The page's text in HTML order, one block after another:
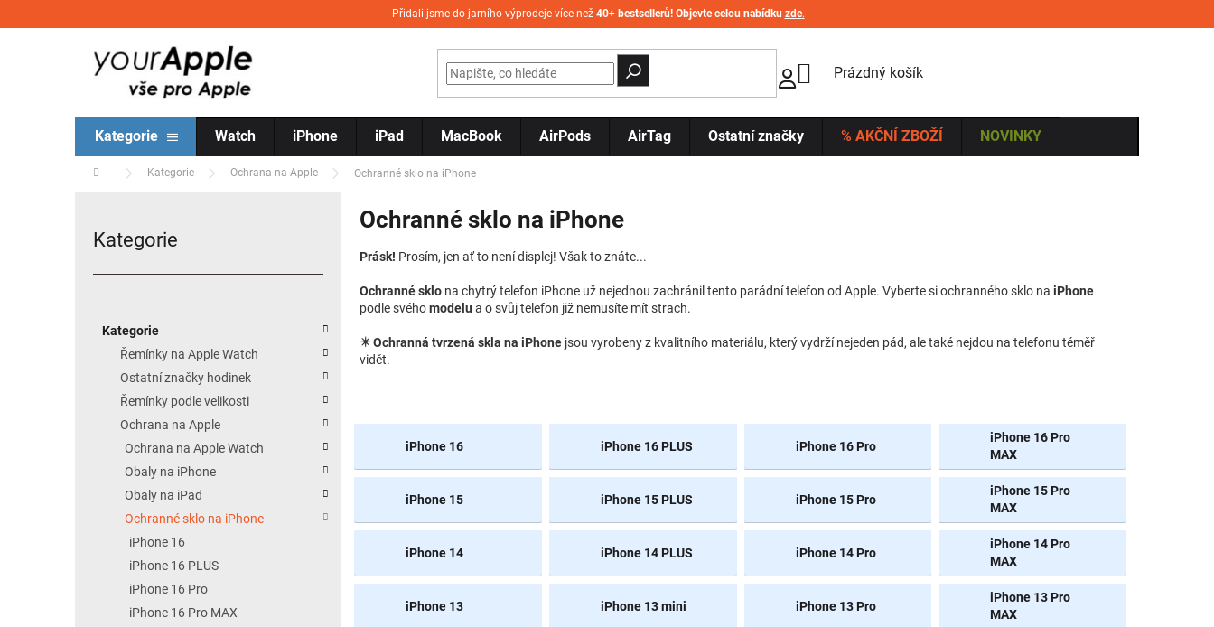
Přidali jsme do jarního výprodeje více než 40+ bestsellerů! Objevte celou nabídku zde.
NÁKUPNÍ KOŠÍK
Prázdný košík
Kategorie Watch iPhone iPad MacBook AirPods AirTag Ostatní značky % AKČNÍ ZBOŽÍ NOVINKY
Domů Kategorie Ochrana na Apple Ochranné sklo na iPhone
Přeskočit kategorie
Kategorie
Kategorie
Řemínky na Apple Watch
Ostatní značky hodinek
Řemínky podle velikosti
Ochrana na Apple
Ochrana na Apple Watch
Obaly na iPhone
Obaly na iPad
Ochranné sklo na iPhone
iPhone 16
iPhone 16 PLUS
iPhone 16 Pro
iPhone 16 Pro MAX
Ochranné sklo na iPhone
Prásk! Prosím, jen ať to není displej! Však to znáte...
Ochranné sklo na chytrý telefon iPhone už nejednou zachránil tento parádní telefon od Apple. Vyberte si ochranného sklo na iPhone
podle svéhomodelu a o svůj telefon již nemusíte mít strach.
✴️ Ochranná tvrzená skla na iPhone jsou vyrobeny z kvalitního materiálu, který vydrží nejeden pád, ale také nejdou na telefonu téměř
vidět.
iPhone 16 iPhone 16 PLUS iPhone 16 Pro
iPhone 16 Pro
MAX
iPhone 15 iPhone 15 PLUS iPhone 15 Pro
iPhone 15 Pro
MAX
iPhone 14 iPhone 14 PLUS iPhone 14 Pro
iPhone 14 Pro
MAX
iPhone 13 iPhone 13 mini iPhone 13 Pro
iPhone 13 Pro
MAX